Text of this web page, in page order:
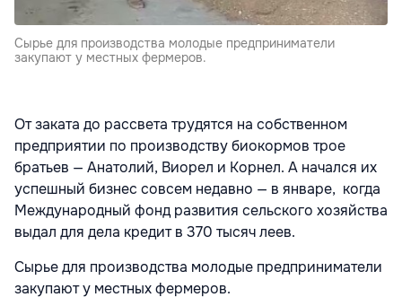
Сырье для производства молодые предприниматели
закупают у местных фермеров.
От заката до рассвета трудятся на собственном
предприятии по производству биокормов трое
братьев — Анатолий, Виорел и Корнел. А начался их
успешный бизнес совсем недавно — в январе, когда
Международный фонд развития сельского хозяйства
выдал для дела кредит в 370 тысяч леев.
Сырье для производства молодые предприниматели
закупают у местных фермеров.